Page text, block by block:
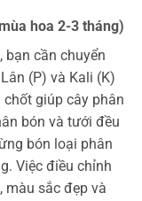
hoa 2-3 tháng)
cần chuyển
(P) và Kali (K)
giúp cây phân
bón và tưới đều
bón loại phân
Việc điều chỉnh
màu sắc đẹp và